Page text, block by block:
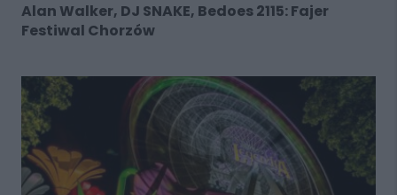
Alan Walker, DJ SNAKE, Bedoes 2115: Fajer
Festiwal Chorzów